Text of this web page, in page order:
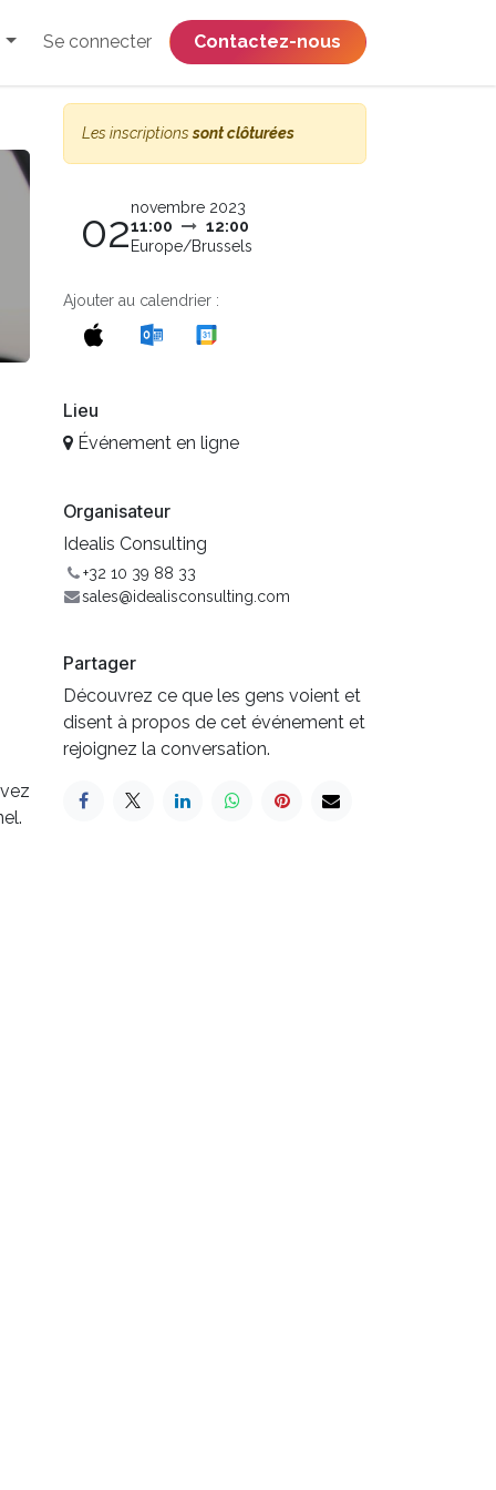
Se connecter ​​​​​​​​​​​​​​​​Contactez-nous
Les inscriptionssont clôturées
02novembre 2023
11:00
12:00
Europe/Brussels
Ajouter au calendrier :
Lieu
Événement en ligne
Organisateur
Idealis Consulting
+32 10 39 88 33
sales@idealisconsulting.com
Partager
Découvrez ce que les gens voient et
disent à propos de cet événement et
rejoignez la conversation.